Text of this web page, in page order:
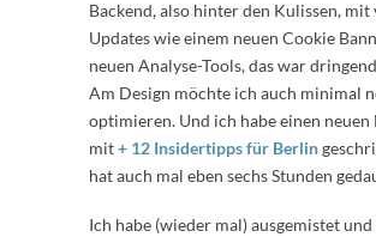
Backend, also hinter den Kulissen, mit
Updates wie einem neuen Cookie
neuen Analyse-Tools, das war
Am Design möchte ich auch minimal
optimieren. Und ich habe einen neuen
mit+ 12 Insidertipps für Berlin
hat auch mal eben sechs Stunden
Ich habe (wieder mal) ausgemistet